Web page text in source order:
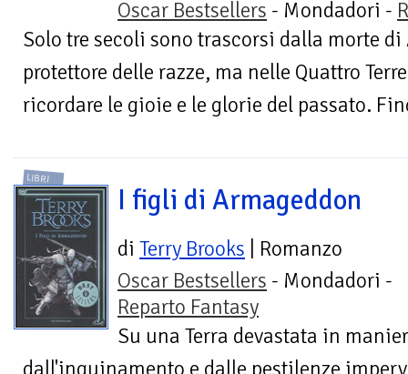
Oscar Bestsellers - Mondadori -
Solo tre secoli sono trascorsi dalla morte
protettore delle razze, ma nelle Quattro
ricordare le gioie e le glorie del passato.
LIBRI
I figli di Armageddon
di Terry Brooks | Romanzo
Oscar Bestsellers - Mondadori -
Reparto Fantasy
Su una Terra devastata in